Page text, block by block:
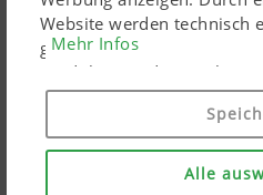
Website werden technisch
gesetzt. Personenbezogene
Produkte werden Cookies
Ihre Einwilligung erteilen
können ebenso
der angeführten
Mehr Infos
Alle